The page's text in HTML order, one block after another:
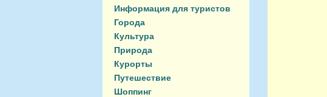
Информация для туристов
Города
Культура
Природа
Курорты
Путешествие
Шоппинг